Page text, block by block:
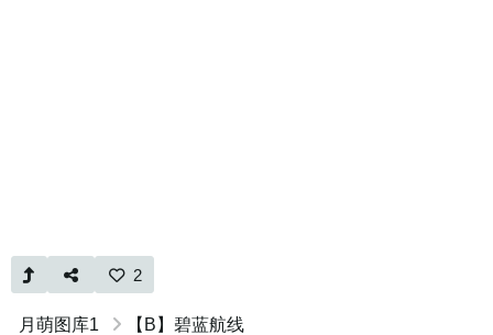
2
月萌图库1 【B】碧蓝航线